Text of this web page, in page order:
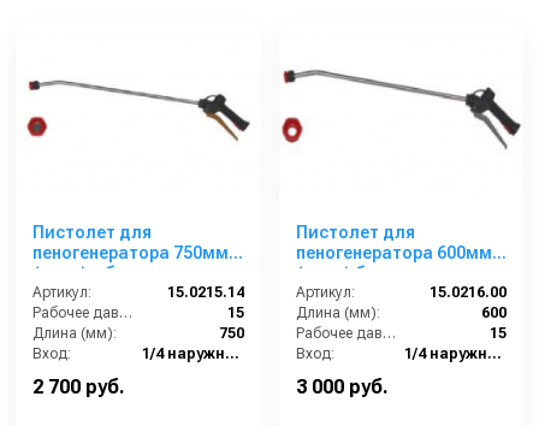
Пистолет для
пеногенератора 750мм.
(нерж) с большим
пенным соплом.
Артикул:
15.0215.14
Рабочее давление (бар):
15
Длина (мм):
750
Вход:
1/4 наружняя резьба
2 700 руб.
Пистолет для
пеногенератора 600мм.
(нерж) без сопла.
Артикул:
15.0216.00
Длина (мм):
600
Рабочее давление (бар):
15
Вход:
1/4 наружняя резьба
3 000 руб.